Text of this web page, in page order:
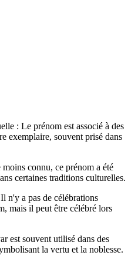
: Le prénom est associé à des
exemplaire, souvent prisé dans
connu, ce prénom a été
certaines traditions culturelles.
n'y a pas de célébrations
mais il peut être célébré lors
est souvent utilisé dans des
la vertu et la noblesse.